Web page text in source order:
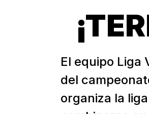
El equipo Liga
del
organiza la